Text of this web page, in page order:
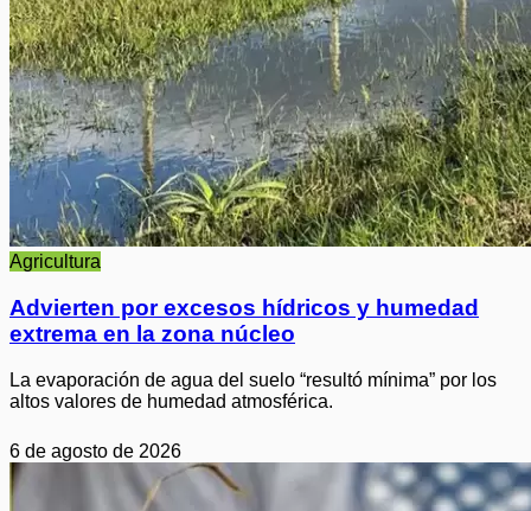
Agricultura
Advierten por excesos hídricos y humedad
extrema en la zona núcleo
La evaporación de agua del suelo “resultó mínima” por los
altos valores de humedad atmosférica.
6 de agosto de 2026